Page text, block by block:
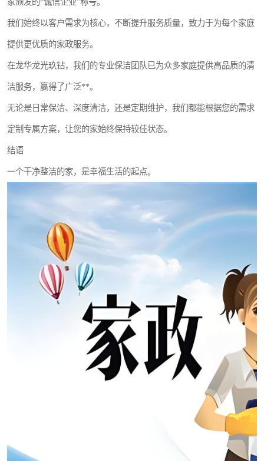
我们始终以客户需求为核心，不断提升服务质量，致力于为每个家庭
提供更优质的家政服务。
在龙华龙光玖钻，我们的专业保洁团队已为众多家庭提供高品质的清
洁服务，赢得了广泛**。
无论是日常保洁、深度清洁，还是定期维护，我们都能根据您的需求
定制专属方案，让您的家始终保持较佳状态。
结语
一个干净整洁的家，是幸福生活的起点。